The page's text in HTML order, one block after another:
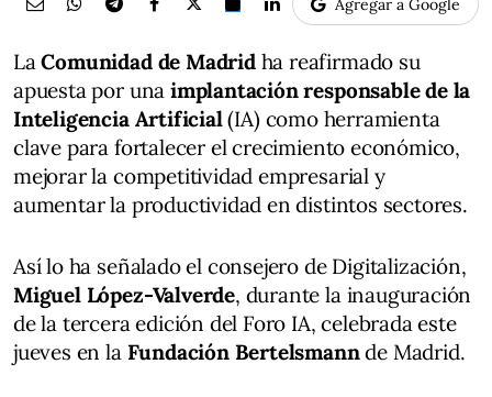
LaComunidad de Madridha reafirmado su
apuesta por una implantación responsable de la
Inteligencia Artificial(IA) como herramienta
clave para fortalecer el crecimiento económico,
mejorar la competitividad empresarial y
aumentar la productividad en distintos sectores.
Así lo ha señalado el consejero de Digitalización,
Miguel López-Valverde, durante la inauguración
de la tercera edición del Foro IA, celebrada este
jueves en la Fundación Bertelsmannde Madrid.